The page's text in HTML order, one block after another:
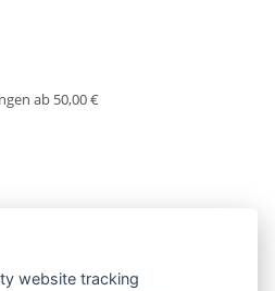
ab 50,00 €
website tracking